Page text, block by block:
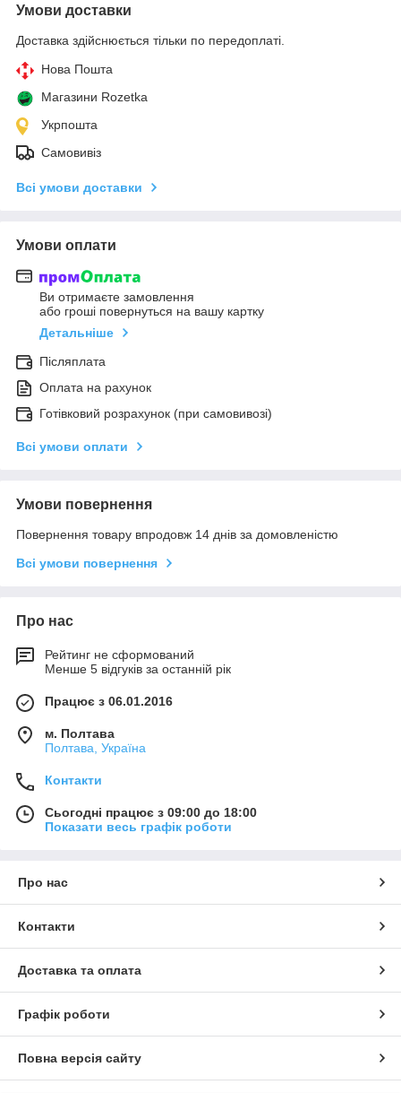
Умови доставки
Доставка здійснюється тільки по передоплаті.
Нова Пошта
Магазини Rozetka
Укрпошта
Самовивіз
Всі умови доставки
Умови оплати
Ви отримаєте замовлення
або гроші повернуться на вашу картку
Детальніше
Післяплата
Оплата на рахунок
Готівковий розрахунок (при самовивозі)
Всі умови оплати
Умови повернення
Повернення товару впродовж 14 днів за домовленістю
Всі умови повернення
Про нас
Рейтинг не сформований
Менше 5 відгуків за останній рік
Працює з 06.01.2016
м. Полтава
Полтава, Україна
Контакти
Сьогодні працює з 09:00 до 18:00
Показати весь графік роботи
Про нас
Контакти
Доставка та оплата
Графік роботи
Повна версія сайту